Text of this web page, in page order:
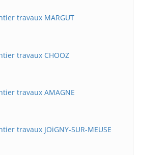
travaux MARGUT
travaux CHOOZ
travaux AMAGNE
travaux JOiGNY-SUR-MEUSE